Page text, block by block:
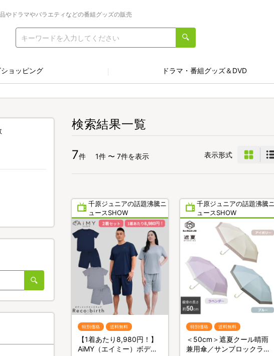
やドラマやバラエティなどの番組グッズの販売
ョッピング ドラマ・番組グッズ＆DVD
検索結果一覧
7件 1件 〜 7件を表示 表示形式
千原ジュニアの話題沸騰ニ
ュースSHOW
特別価格 送料無料
【1着あたり8,980円！】
AiMY（エイミー）ボディ
千原ジュニアの話題沸騰ニ
ュースSHOW
特別価格 送料無料
＜50cm＞遮夏クール晴雨
兼用傘／サンブロックラボ